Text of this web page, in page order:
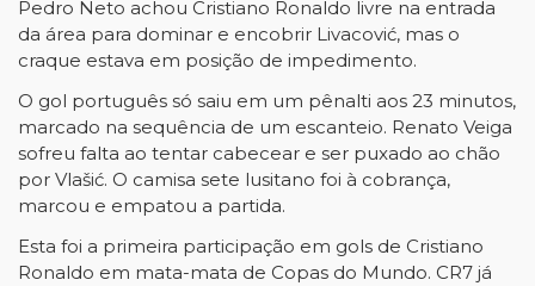
Pedro Neto achou Cristiano Ronaldo livre na entrada
da área para dominar e encobrir Livacović, mas o
craque estava em posição de impedimento.
O gol português só saiu em um pênalti aos 23 minutos,
marcado na sequência de um escanteio. Renato Veiga
sofreu falta ao tentar cabecear e ser puxado ao chão
por Vlašić. O camisa sete lusitano foi à cobrança,
marcou e empatou a partida.
Esta foi a primeira participação em gols de Cristiano
Ronaldo em mata-mata de Copas do Mundo. CR7 já